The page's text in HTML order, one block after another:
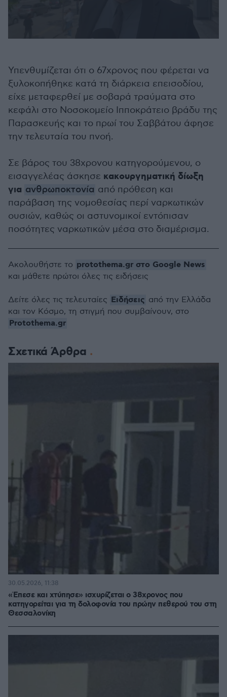
1
minute,
50
seconds
Υπενθυμίζεται ότι ο 67χρονος που φέρεται να
ξυλοκοπήθηκε κατά τη διάρκεια επεισοδίου,
είχε μεταφερθεί με σοβαρά τραύματα στο
κεφάλι στο Νοσοκομείο Ιπποκράτειο βράδυ της
Παρασκευής και το πρωί του Σαββάτου άφησε
την τελευταία του πνοή.
Σε βάρος του 38χρονου κατηγορούμενου, ο
εισαγγελέας άσκησε κακουργηματική δίωξη
για ανθρωποκτονία από πρόθεση και
παράβαση της νομοθεσίας περί ναρκωτικών
ουσιών, καθώς οι αστυνομικοί εντόπισαν
ποσότητες ναρκωτικών μέσα στο διαμέρισμα.
Σχετικά Άρθρα
«Έπεσε και χτύπησε» ισχυρίζεται ο 38χρονος που
κατηγορείται για τη δολοφονία του πρώην πεθερού του στη
Θεσσαλονίκη
30.05.2026, 11:38
Ακολουθήστε το protothema.gr στο Google News
και μάθετε πρώτοι όλες τις ειδήσεις
Δείτε όλες τις τελευταίες Ειδήσεις από την Ελλάδα
και τον Κόσμο, τη στιγμή που συμβαίνουν, στο
Protothema.gr